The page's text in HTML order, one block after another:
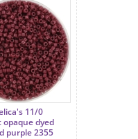
11/0
dyed
purple 2355